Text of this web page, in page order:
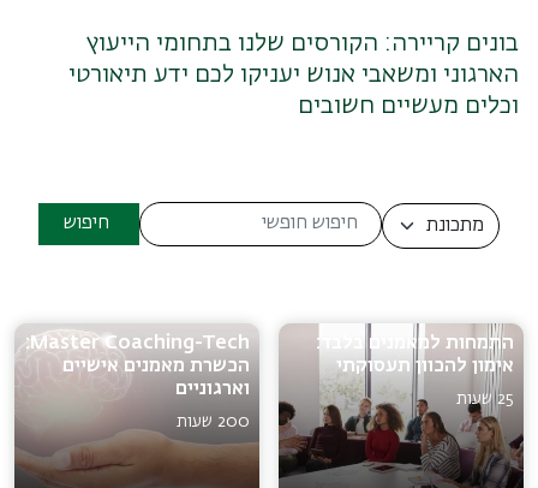
בונים קריירה: הקורסים שלנו בתחומי הייעוץ
הארגוני ומשאבי אנוש יעניקו לכם ידע תיאורטי
וכלים מעשיים חשובים
התמחות למאמנים בלבד:
אימון להכוון תעסוקתי
25 שעות
Master Coaching-Tech:
הכשרת מאמנים אישיים
וארגוניים
200 שעות